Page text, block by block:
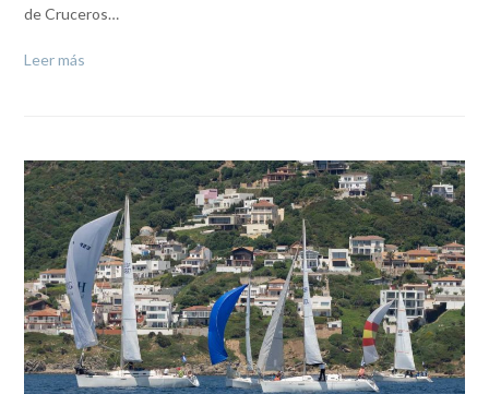
de Cruceros…
Leer más